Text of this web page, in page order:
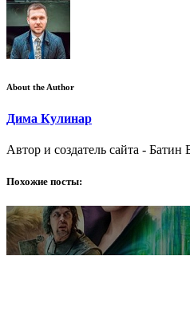
About the Author
Дима Кулинар
Автор и создатель сайта - Батин
Похожие посты: